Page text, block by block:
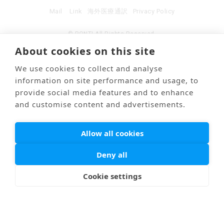
© PONTI All Rights Reserved.
Mail Link 海外医療通訳 Privacy Policy
About cookies on this site
We use cookies to collect and analyse
information on site performance and usage, to
provide social media features and to enhance
and customise content and advertisements.
Allow all cookies
Deny all
Cookie settings